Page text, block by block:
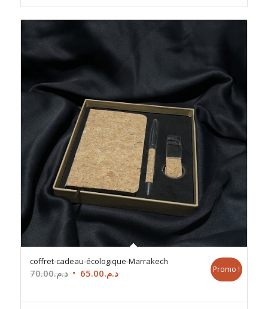
coffret-cadeau-écologique-Marrakech
د.م.70.00
Le
د.م.65.00
Le
Promo !